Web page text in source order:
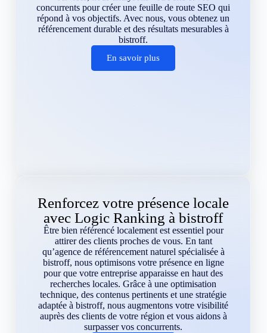
concurrents pour créer une feuille de route SEO qui
répond à vos objectifs. Avec nous, vous obtenez un
référencement durable et des résultats mesurables à
bistroff.
En savoir plus
Renforcez votre présence locale
avec Logic Ranking à bistroff
Être bien référencé localement est essentiel pour
attirer des clients proches de vous. En tant
qu’agence de référencement naturel spécialisée à
bistroff, nous optimisons votre présence en ligne
pour que votre entreprise apparaisse en haut des
recherches locales. Grâce à une optimisation
technique, des contenus pertinents et une stratégie
adaptée à bistroff, nous augmentons votre visibilité
auprès des clients de votre région et vous aidons à
surpasser vos concurrents.